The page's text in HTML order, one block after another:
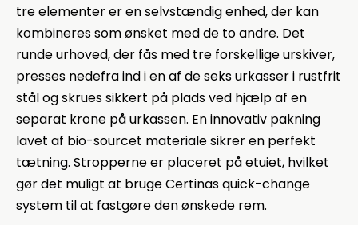
tre elementer er en selvstændig enhed, der kan
kombineres som ønsket med de to andre. Det
runde urhoved, der fås med tre forskellige urskiver,
presses nedefra ind i en af ​​de seks urkasser i rustfrit
stål og skrues sikkert på plads ved hjælp af en
separat krone på urkassen. En innovativ pakning
lavet af bio-sourcet materiale sikrer en perfekt
tætning. Stropperne er placeret på etuiet, hvilket
gør det muligt at bruge Certinas quick-change
system til at fastgøre den ønskede rem.